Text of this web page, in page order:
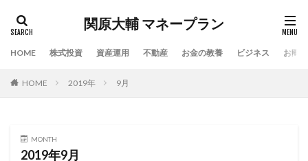
関原大輔 マネープラン
HOME 株式投資 資産運用 不動産 お金の教養 ビジネス お問
HOME 2019年 9月
MONTH
2019年9月